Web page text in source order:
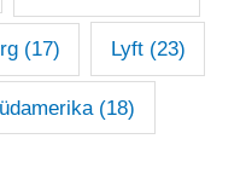
(17) Lyft(23)
(18)